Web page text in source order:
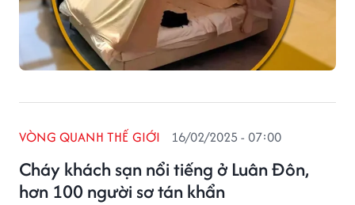
Cháy khách sạn nổi tiếng ở Luân Đôn,
hơn 100 người sơ tán khẩn
VÒNG QUANH THẾ GIỚI 16/02/2025 - 07:00